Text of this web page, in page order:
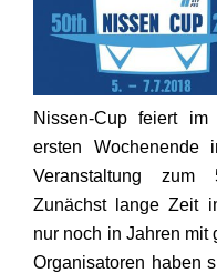
Nissen-Cup feiert
ersten
Veranstaltung zum
Zunächst lange Zeit
nur noch in Jahren
Organisatoren haben